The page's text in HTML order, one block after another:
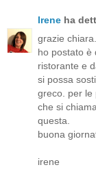
Irene ha
grazie
ho postato è
ristorante e
si possa
greco. per le
che si
questa.
buona
irene